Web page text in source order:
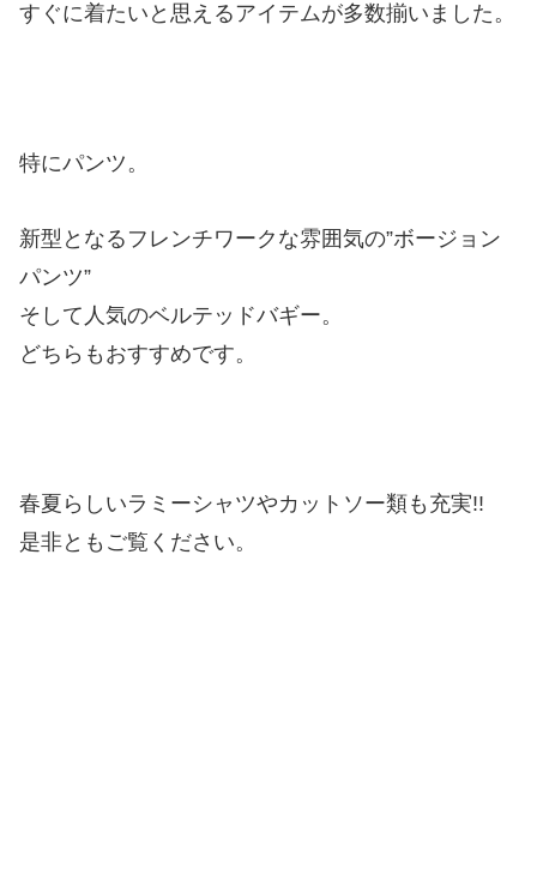
すぐに着たいと思えるアイテムが多数揃いました。
特にパンツ。
新型となるフレンチワークな雰囲気の”ボージョン
パンツ”
そして人気のベルテッドバギー。
どちらもおすすめです。
春夏らしいラミーシャツやカットソー類も充実!!
是非ともご覧ください。